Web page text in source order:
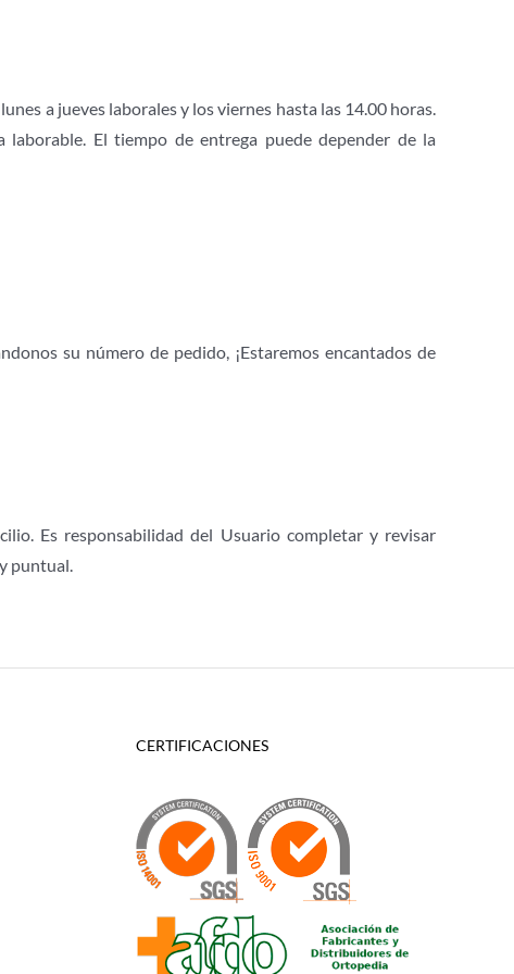
a jueves laborales y los viernes hasta las 14.00 horas.
El tiempo de entrega puede depender de la
su número de pedido, ¡Estaremos encantados de
Es responsabilidad del Usuario completar y revisar
puntual.
CERTIFICACIONES